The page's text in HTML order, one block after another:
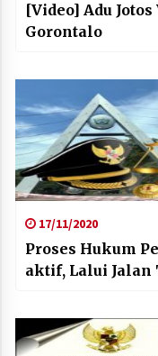
[Video] Adu
Gorontalo
17/11/2020
Proses Hukum
aktif, Lalui Jalan